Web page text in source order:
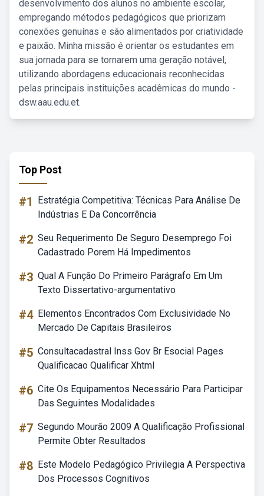
desenvolvimento dos alunos no ambiente escolar,
empregando métodos pedagógicos que priorizam
conexões genuínas e são alimentados por criatividade
e paixão. Minha missão é orientar os estudantes em
sua jornada para se tornarem uma geração notável,
utilizando abordagens educacionais reconhecidas
pelas principais instituições acadêmicas do mundo -
dsw.aau.edu.et.
Top Post
#1
Estratégia Competitiva: Técnicas Para Análise De
Indústrias E Da Concorrência
#2 Seu Requerimento De Seguro Desemprego Foi
Cadastrado Porem Há Impedimentos
#3 Qual A Função Do Primeiro Parágrafo Em Um
Texto Dissertativo-argumentativo
#4 Elementos Encontrados Com Exclusividade No
Mercado De Capitais Brasileiros
#5 Consultacadastral Inss Gov Br Esocial Pages
Qualificacao Qualificar Xhtml
#6 Cite Os Equipamentos Necessário Para Participar
Das Seguintes Modalidades
#7 Segundo Mourão 2009 A Qualificação Profissional
Permite Obter Resultados
#8 Este Modelo Pedagógico Privilegia A Perspectiva
Dos Processos Cognitivos